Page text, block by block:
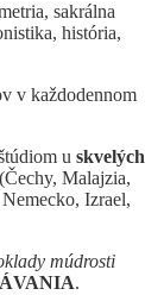
sakrálna
história,
v každodennom
u skvelých
Malajzia,
Izrael,
múdrosti
.